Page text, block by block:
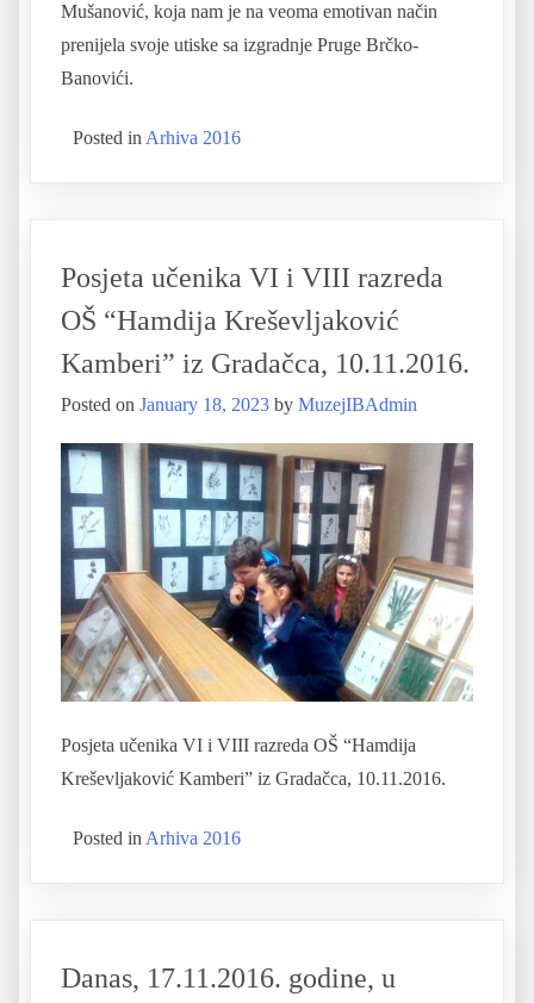
Mušanović, koja nam je na veoma emotivan način
prenijela svoje utiske sa izgradnje Pruge Brčko-
Banovići.
Posted in Arhiva 2016
Posjeta učenika VI i VIII razreda
OŠ “Hamdija Kreševljaković
Kamberi” iz Gradačca, 10.11.2016.
Posted on January 18, 2023 by MuzejIBAdmin
Posjeta učenika VI i VIII razreda OŠ “Hamdija
Kreševljaković Kamberi” iz Gradačca, 10.11.2016.
Posted in Arhiva 2016
Danas, 17.11.2016. godine, u